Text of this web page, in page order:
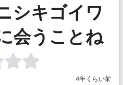
シキゴイワ
会うことね
4年くらい前